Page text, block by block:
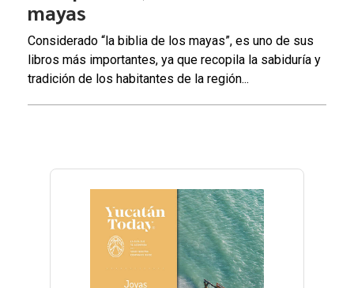
mayas
Considerado “la biblia de los mayas”, es uno de sus
libros más importantes, ya que recopila la sabiduría y
tradición de los habitantes de la región...